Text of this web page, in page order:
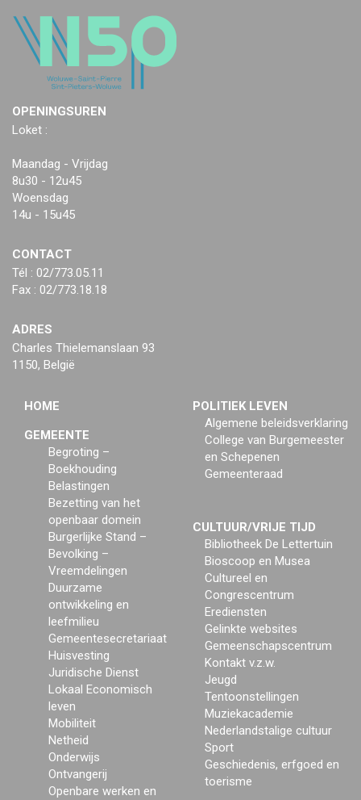
OPENINGSUREN
Loket :
Maandag - Vrijdag
8u30 - 12u45
Woensdag
14u - 15u45
CONTACT
Tél : 02/773.05.11
Fax : 02/773.18.18
ADRES
Charles Thielemanslaan 93
1150, België
HOME
GEMEENTE
Begroting –
Boekhouding
Belastingen
Bezetting van het
openbaar domein
Burgerlijke Stand –
Bevolking –
Vreemdelingen
Duurzame
ontwikkeling en
leefmilieu
Gemeentesecretariaat
Huisvesting
Juridische Dienst
Lokaal Economisch
leven
Mobiliteit
Netheid
Onderwijs
Ontvangerij
Openbare werken en
POLITIEK LEVEN
Algemene beleidsverklaring
College van Burgemeester
en Schepenen
Gemeenteraad
CULTUUR/VRIJE TIJD
Bibliotheek De Lettertuin
Bioscoop en Musea
Cultureel en
Congrescentrum
Erediensten
Gelinkte websites
Gemeenschapscentrum
Kontakt v.z.w.
Jeugd
Tentoonstellingen
Muziekacademie
Nederlandstalige cultuur
Sport
Geschiedenis, erfgoed en
toerisme